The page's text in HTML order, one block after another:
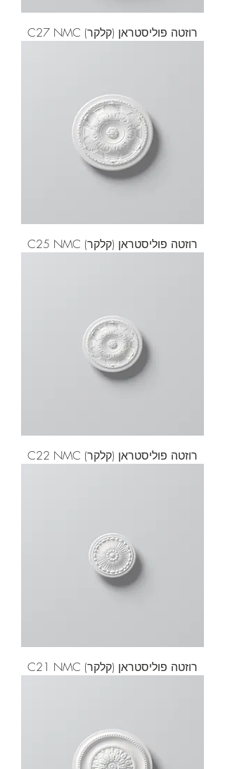
רוזטה פוליסטראן (קלקר) C27 NMC
רוזטה פוליסטראן (קלקר) C25 NMC
רוזטה פוליסטראן (קלקר) C22 NMC
רוזטה פוליסטראן (קלקר) C21 NMC